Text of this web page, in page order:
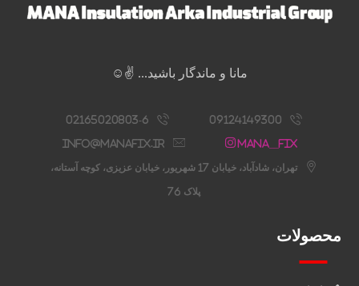
مانا و ماندگار باشید... ✌️☺️
09124149300
02165020803-6
Mana__fix
info@manafix.ir
تهران، شادآباد، خیابان 17 شهریور، خیابان عزیزی، کوچه آستانه،
پلاک 76
محصولات